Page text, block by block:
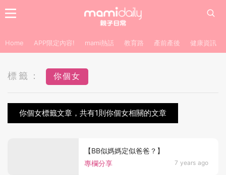
Home APP限定內容! mami熱話 教育路 產前產後 健康資訊
標籤： 你個女
你個女標籤文章，共有1則你個女相關的文章
專欄分享 7 years ago
【BB似媽媽定似爸爸？】